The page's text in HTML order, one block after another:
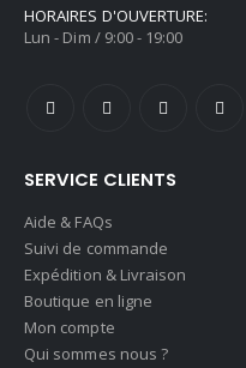
HORAIRES D'OUVERTURE:
Lun - Dim / 9:00 - 19:00
SERVICE CLIENTS
Aide & FAQs
Suivi de commande
Expédition & Livraison
Boutique en ligne
Mon compte
Qui sommes nous ?